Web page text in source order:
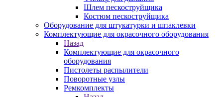
Шлем пескоструйщика
Костюм пескоструйщика
Оборудование для штукатурки и шпаклевки
Комплектующие для окрасочного оборудования
Назад
Комплектующие для окрасочного
оборудования
Пистолеты распылители
Поворотные узлы
Ремкомплекты